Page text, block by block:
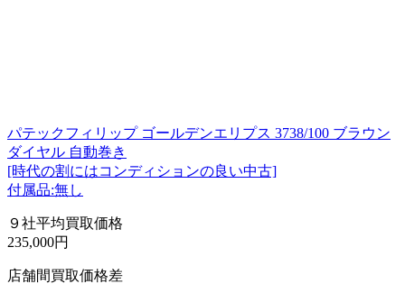
パテックフィリップ ゴールデンエリプス 3738/100 ブラウン
ダイヤル 自動巻き
[時代の割にはコンディションの良い中古]
付属品:無し
９社平均買取価格
235,000円
店舗間買取価格差